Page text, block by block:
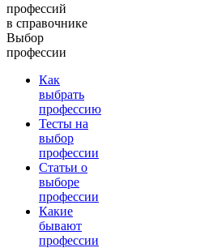
профессий
в справочнике
Выбор
профессии
Как
выбрать
профессию
Тесты на
выбор
профессии
Статьи о
выборе
профессии
Какие
бывают
профессии